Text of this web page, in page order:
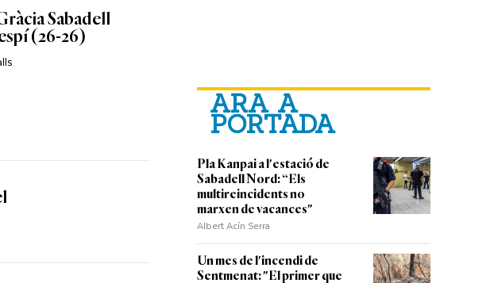
Sabadell
(26-26)
ARA A
PORTADA
Pla Kanpai a l'estació de
Sabadell Nord: “Els
multireincidents no
marxen de vacances"
Albert Acín Serra
Un mes de l'incendi de
Sentmenat: "El primer que